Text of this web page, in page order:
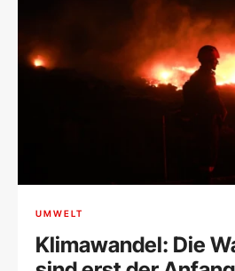
UMWELT
Klimawandel: Die